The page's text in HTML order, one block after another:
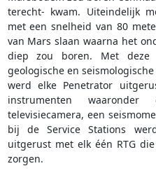
terecht- kwam. Uiteindelijk
met een snelheid van 80
van Mars slaan waarna het
diep zou boren. Met deze
geologische en
werd elke Penetrator
instrumenten waaronder
televisiecamera, een
bij de Service Stations
uitgerust met elk één RTG
zorgen.